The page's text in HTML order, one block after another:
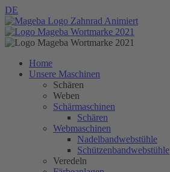
DE
Home
Unsere Maschinen
Schären
Weben
Schärmaschinen
Schären
Webmaschinen
Nadelbandwebstühle
Schützenbandwebstühle
Veredeln